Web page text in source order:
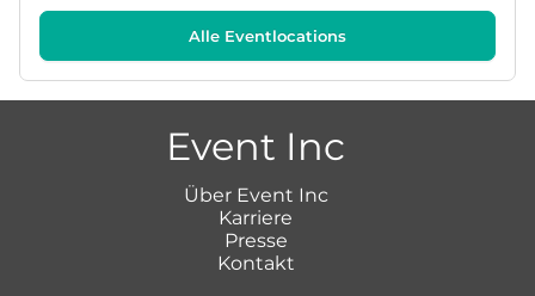
Alle Eventlocations
Event Inc
Über Event Inc
Karriere
Presse
Kontakt